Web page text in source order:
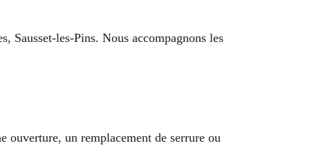
Sausset-les-Pins. Nous accompagnons les
ouverture, un remplacement de serrure ou